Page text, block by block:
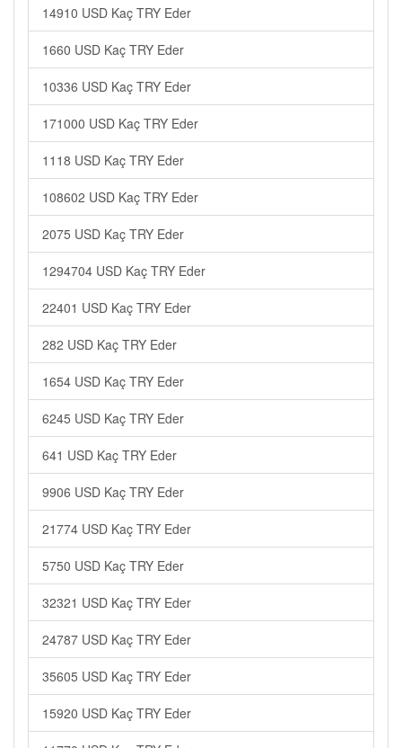
14910 USD Kaç TRY Eder
1660 USD Kaç TRY Eder
10336 USD Kaç TRY Eder
171000 USD Kaç TRY Eder
1118 USD Kaç TRY Eder
108602 USD Kaç TRY Eder
2075 USD Kaç TRY Eder
1294704 USD Kaç TRY Eder
22401 USD Kaç TRY Eder
282 USD Kaç TRY Eder
1654 USD Kaç TRY Eder
6245 USD Kaç TRY Eder
641 USD Kaç TRY Eder
9906 USD Kaç TRY Eder
21774 USD Kaç TRY Eder
5750 USD Kaç TRY Eder
32321 USD Kaç TRY Eder
24787 USD Kaç TRY Eder
35605 USD Kaç TRY Eder
15920 USD Kaç TRY Eder